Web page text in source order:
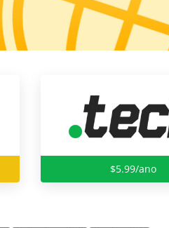
$5.99/ano